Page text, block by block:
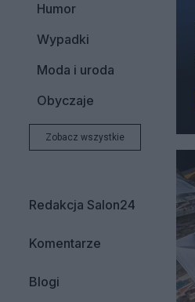
Humor
Wypadki
Moda i uroda
Obyczaje
Zobacz wszystkie
Redakcja Salon24
Komentarze
Blogi